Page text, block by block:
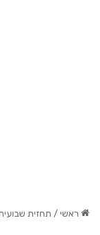
ראשי / תחזית